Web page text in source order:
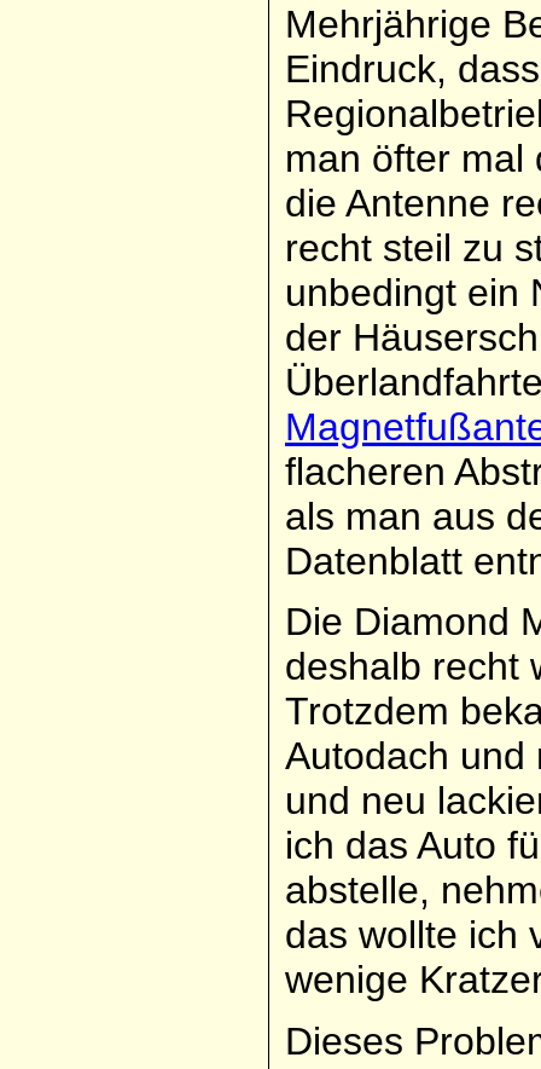
Mehrjährige
Eindruck,
man öfter mal
die Antenne
recht steil zu
unbedingt ein
der
flacheren
als man aus
Datenblatt
Die Diamond
deshalb recht
Trotzdem
Autodach und
und neu
ich das Auto
abstelle,
das wollte ich
wenige
Dieses